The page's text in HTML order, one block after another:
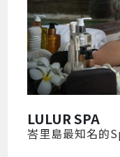
LULUR SPA
峇里島最知名的